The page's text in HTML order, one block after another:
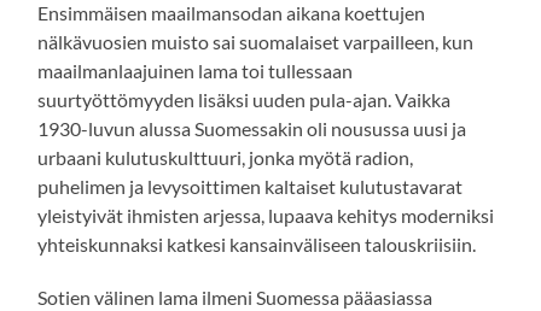
Ensimmäisen maailmansodan aikana koettujen
nälkävuosien muisto sai suomalaiset varpailleen, kun
maailmanlaajuinen lama toi tullessaan
suurtyöttömyyden lisäksi uuden pula-ajan. Vaikka
1930-luvun alussa Suomessakin oli nousussa uusi ja
urbaani kulutuskulttuuri, jonka myötä radion,
puhelimen ja levysoittimen kaltaiset kulutustavarat
yleistyivät ihmisten arjessa, lupaava kehitys moderniksi
yhteiskunnaksi katkesi kansainväliseen talouskriisiin.
Sotien välinen lama ilmeni Suomessa pääasiassa